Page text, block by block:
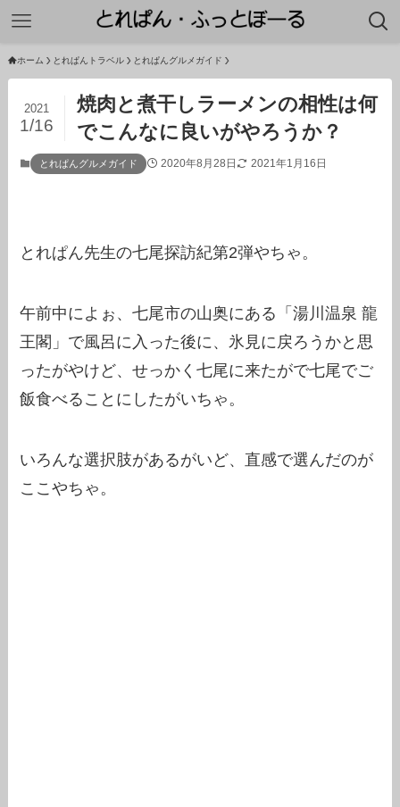
ホーム とれぱんトラベル とれぱんグルメガイド
焼肉と煮干しラーメンの相性は何
でこんなに良いがやろうか？
2021
1/16
とれぱんグルメガイド 2020年8月28日 2021年1月16日
とれぱん先生の七尾探訪紀第2弾やちゃ。
午前中によぉ、七尾市の山奥にある「湯川温泉 龍
王閣」で風呂に入った後に、氷見に戻ろうかと思
ったがやけど、せっかく七尾に来たがで七尾でご
飯食べることにしたがいちゃ。
いろんな選択肢があるがいど、直感で選んだのが
ここやちゃ。